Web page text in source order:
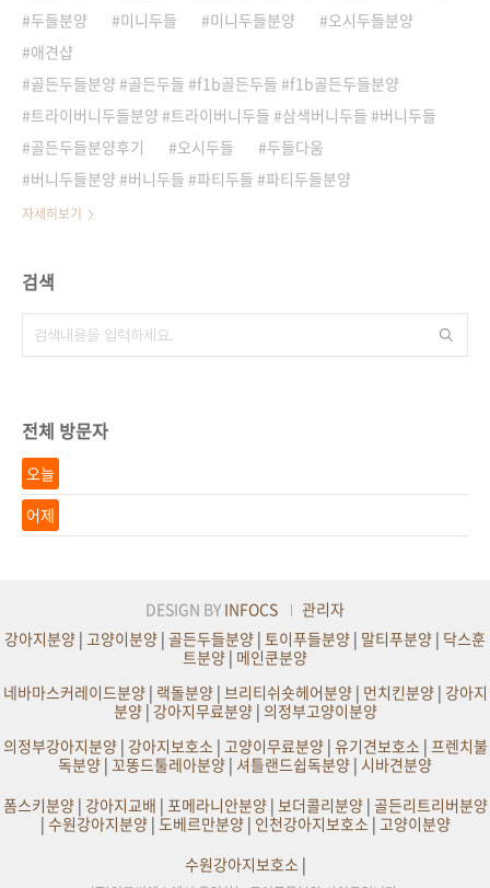
두들분양
미니두들 미니두들분양
오시두들분양
애견샵
골든두들분양 #골든두들 #f1b골든두들 #f1b골든두들분양
트라이버니두들분양 #트라이버니두들 #삼색버니두들 #버니두들
골든두들분양후기
오시두들
두들다움
버니두들분양 #버니두들 #파티두들 #파티두들분양
자세히보기
검색
전체 방문자
오늘
어제
DESIGN BY INFOCS
관리자
강아지분양 | 고양이분양 | 골든두들분양 | 토이푸들분양 | 말티푸분양 | 닥스훈
트분양 | 메인쿤분양
네바마스커레이드분양| 랙돌분양| 브리티쉬숏헤어분양| 먼치킨분양| 강아지
분양|강아지무료분양| 의정부고양이분양
의정부강아지분양| 강아지보호소| 고양이무료분양| 유기견보호소| 프렌치불
독분양 | 꼬똥드툴레아분양 | 셔틀랜드쉽독분양 | 시바견분양
폼스키분양| 강아지교배 | 포메라니안분양| 보더콜리분양| 골든리트리버분양
| 수원강아지분양| 도베르만분양| 인천강아지보호소| 고양이분양
수원강아지보호소|